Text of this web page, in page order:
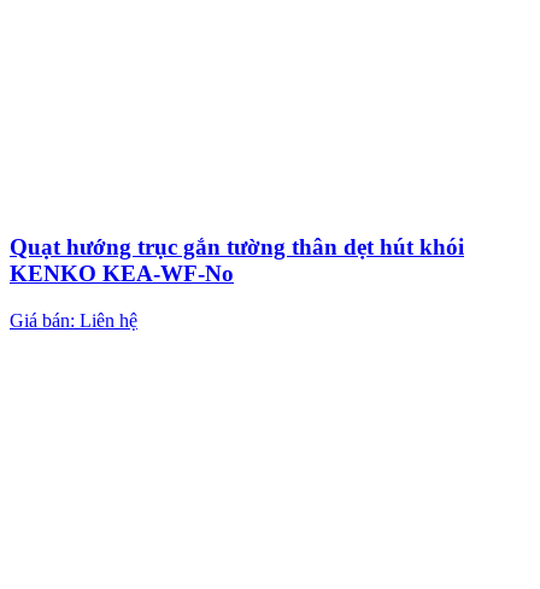
Quạt hướng trục gắn tường thân dẹt hút khói
KENKO KEA-WF-No
Giá bán: Liên hệ